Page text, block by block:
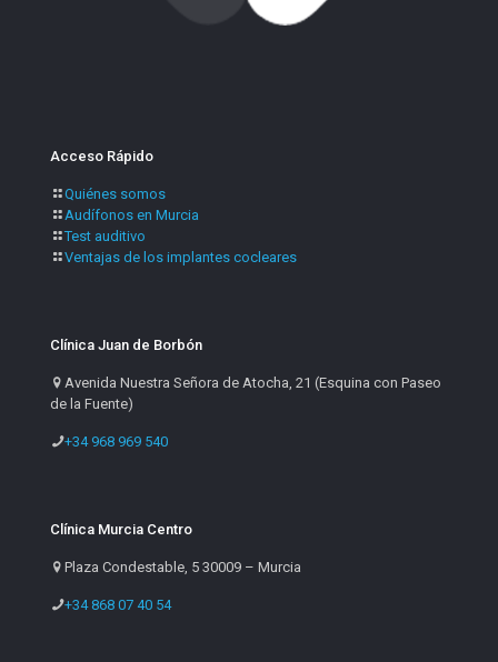
Acceso Rápido
Quiénes somos
Audífonos en Murcia
Test auditivo
Ventajas de los implantes cocleares
Clínica Juan de Borbón
Avenida Nuestra Señora de Atocha, 21 (Esquina con Paseo
de la Fuente)
+34 968 969 540
Clínica Murcia Centro
Plaza Condestable, 5 30009 – Murcia
+34 868 07 40 54